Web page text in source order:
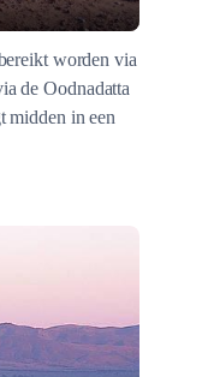
worden via
de Oodnadatta
midden in een